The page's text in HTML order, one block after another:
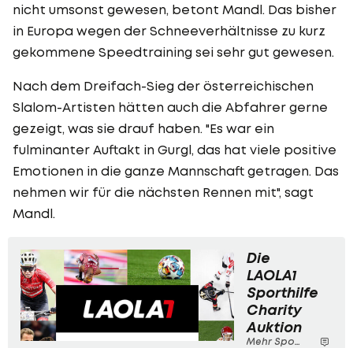
nicht umsonst gewesen, betont Mandl. Das bisher
in Europa wegen der Schneeverhältnisse zu kurz
gekommene Speedtraining sei sehr gut gewesen.
Nach dem Dreifach-Sieg der österreichischen
Slalom-Artisten hätten auch die Abfahrer gerne
gezeigt, was sie drauf haben. "Es war ein
fulminanter Auftakt in Gurgl, das hat viele positive
Emotionen in die ganze Mannschaft getragen. Das
nehmen wir für die nächsten Rennen mit", sagt
Mandl.
Die
LAOLA1
Sporthilfe
Charity
Auktion
Mehr Sport